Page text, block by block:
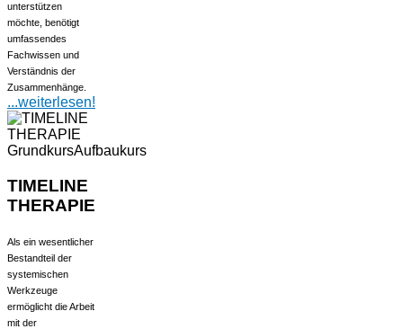
unterstützen
möchte, benötigt
umfassendes
Fachwissen und
Verständnis der
Zusammenhänge.
...weiterlesen!
TIMELINE
THERAPIE
Als ein wesentlicher
Bestandteil der
systemischen
Werkzeuge
ermöglicht die Arbeit
mit der